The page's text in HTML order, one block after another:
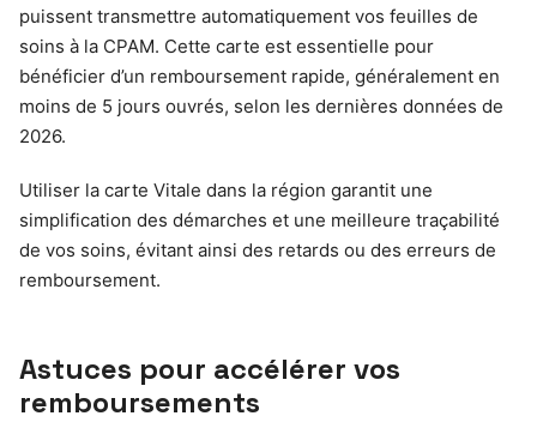
puissent transmettre automatiquement vos feuilles de
soins à la CPAM. Cette carte est essentielle pour
bénéficier d’un remboursement rapide, généralement en
moins de 5 jours ouvrés, selon les dernières données de
2026.
Utiliser la carte Vitale dans la région garantit une
simplification des démarches et une meilleure traçabilité
de vos soins, évitant ainsi des retards ou des erreurs de
remboursement.
Astuces pour accélérer vos
remboursements